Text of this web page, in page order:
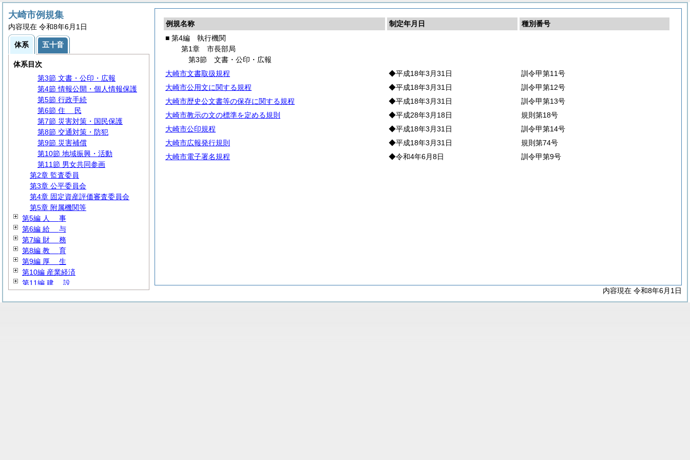
例規名称 制定年月日
種別番号
■ 第4編 執行機関
第1章 市長部局
第3節 文書・公印・広報
大崎市文書取扱規程
◆平成18年3月31日
訓令甲第11号
大崎市公用文に関する規程
◆平成18年3月31日
訓令甲第12号
大崎市歴史公文書等の保存に関する規程
◆平成18年3月31日
訓令甲第13号
大崎市教示の文の標準を定める規則
◆平成28年3月18日
規則第18号
大崎市公印規程
◆平成18年3月31日
訓令甲第14号
大崎市広報発行規則
◆平成18年3月31日
規則第74号
大崎市電子署名規程
◆令和4年6月8日 訓令甲第9号
内容現在 令和8年6月1日
大崎市例規集
内容現在 令和8年6月1日
体系 五十音
体系目次
第1編総規
第2編議会
第3編選挙
第4編 執行機関
第1章 市長部局
第1節 組織・事務
第2節 代理・代決等
第3節 文書・公印・広報
第4節 情報公開・個人情報保護
第5節 行政手続
第6節 住
民
第7節 災害対策・国民保護
第8節 交通対策・防犯
第9節 災害補償
第10節 地域振興・活動
第11節 男女共同参画
第2章 監査委員
第3章 公平委員会
第4章 固定資産評価審査委員会
第5章 附属機関等
第5編 人 事
第6編 給 与
第7編 財 務
第8編 教 育
第9編 厚 生
第10編 産業経済
第11編 建 設
第13編消防